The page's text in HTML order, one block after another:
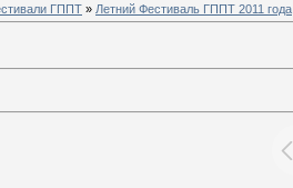
ГППТ » Летний Фестиваль ГППТ 2011 года